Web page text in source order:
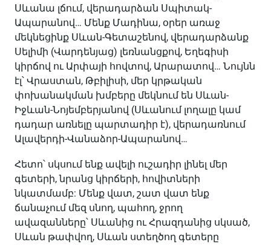
Սևանա լճում, վերադարձան Սպիտակ-
Ապարանով… Մենք Մադինա, օրեր առաջ
մեկնեցինք Սևան-Գետաշենով, վերադարձանք
Սելիմի (Վարդենյաց) լեռնանցքով, Եղեգիսի
կիրճով ու Արփայի հովտով, Արարատով… Նույնն
էլ՝ Վրաստան, Թբիլիսի, մեր կրթական
փոխանակման խմբերը մեկնում են Սևան-
Իջևան-Նոյեմբերյանով (Սևանում լողալը կամ
դադար առնելը պարտադիր է), վերադառնում
Ալավերդի-Վանաձոր-Ապարանով…
Հետո՝ սկսում ենք ավելի ուշադիր լինել մեր
գետերի, նրանց կիրճերի, հովիտների
նկատմամբ: Մենք վատ, շատ վատ ենք
ճանաչում մեզ սնող, պահող, ջրող
ավազանները՝ Սևանից ու Հրազդանից սկսած,
Սևան թափվող, Սևան ստեղծող գետերը